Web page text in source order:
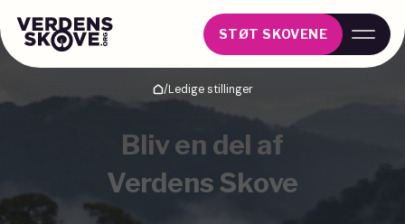
STØT SKOVENE
Hjem/Ledige stillinger
Bliv en del af
Verdens Skove